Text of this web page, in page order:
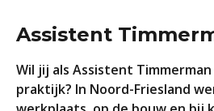
Assistent
Wil jij als Assistent
praktijk? In Noord-Friesland